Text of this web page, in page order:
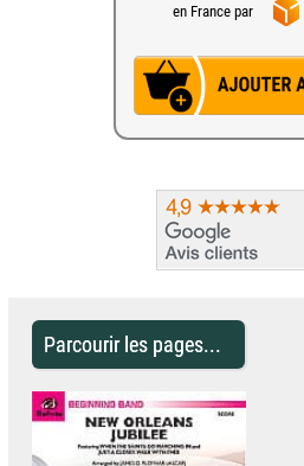
en France par
Parcourir les pages...